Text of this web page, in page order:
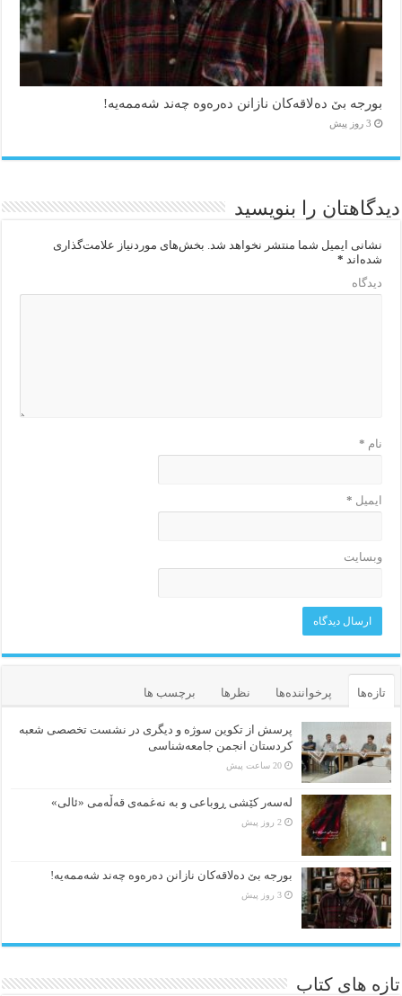
بورجە بێ دەلاقەکان نازانن دەرەوە چەند شەممەیە!
3 روز پیش
دیدگاهتان را بنویسید
نشانی ایمیل شما منتشر نخواهد شد. بخش‌های موردنیاز علامت‌گذاری
شده‌اند *
دیدگاه
نام *
ایمیل *
وبسایت
تازه‌ها پرخواننده‌ها نظرها برچسب ها
پرسش از تکوین سوژه و دیگری در نشست تخصصی شعبه
کردستان انجمن جامعه‌شناسی
20 ساعت پیش
لەسەر کێشی ڕوباعی و به نەغمەی قەڵەمی «ئالی»
2 روز پیش
بورجە بێ دەلاقەکان نازانن دەرەوە چەند شەممەیە!
3 روز پیش
تازه های کتاب